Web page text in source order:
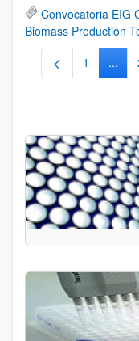
Convocatoria EIG
Biomass Production
Página
1 ...